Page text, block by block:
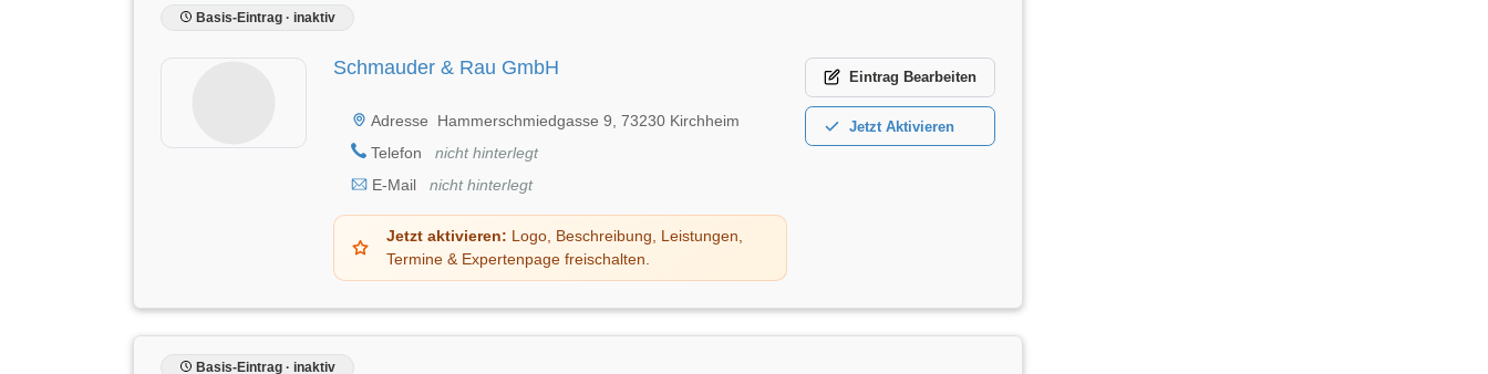
Basis-Eintrag · inaktiv
Schmauder & Rau GmbH
Adresse
Hammerschmiedgasse 9, 73230 Kirchheim
Telefon
nicht hinterlegt
E-Mail
nicht hinterlegt
Jetzt aktivieren: Logo, Beschreibung, Leistungen,
Termine & Expertenpage freischalten.
Eintrag Bearbeiten
Jetzt Aktivieren
Basis-Eintrag · inaktiv